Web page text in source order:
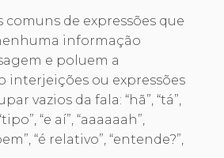
de expressões que
informação
e poluem a
interjeições ou expressões
vazios da fala: “hã”, “tá”,
“e aí”, “aaaaaah”,
“é relativo”, “entende?”,